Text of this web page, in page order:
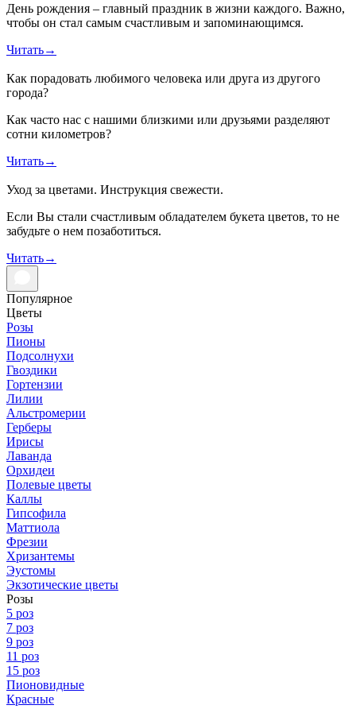
День рождения – главный праздник в жизни каждого. Важно,
чтобы он стал самым счастливым и запоминающимся.
Читать→
Как порадовать любимого человека или друга из другого
города?
Как часто нас с нашими близкими или друзьями разделяют
сотни километров?
Читать→
Уход за цветами. Инструкция свежести.
Если Вы стали счастливым обладателем букета цветов, то не
забудьте о нем позаботиться.
Читать→
Популярное
Цветы
Розы
Пионы
Подсолнухи
Гвоздики
Гортензии
Лилии
Альстромерии
Герберы
Ирисы
Лаванда
Орхидеи
Полевые цветы
Каллы
Гипсофила
Маттиола
Фрезии
Хризантемы
Эустомы
Экзотические цветы
Розы
5 роз
7 роз
9 роз
11 роз
15 роз
Пионовидные
Красные